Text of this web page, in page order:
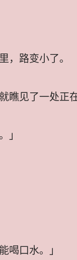
，路变小了。
瞧见了一处正
」
喝口水。」